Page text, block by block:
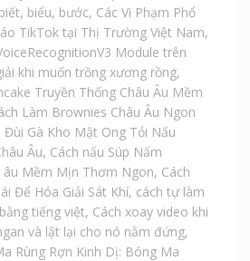
biết, biểu, bước, Các Vi Phạm Phổ
TikTok tại Thị Trường Việt Nam,
Module trên
khi muốn trồng xương rồng,
Truyền Thống Châu Âu Mềm
Làm Brownies Châu Âu Ngon
Đùi Gà Kho Mật Ong Tỏi Nấu
Âu, Cách nấu Súp Nấm
âu Mềm Mịn Thơm Ngon, Cách
Để Hóa Giải Sát Khí, cách tự làm
tiếng việt, Cách xoay video khi
và lật lại cho nó nằm đứng,
Rùng Rợn Kinh Dị: Bóng Ma